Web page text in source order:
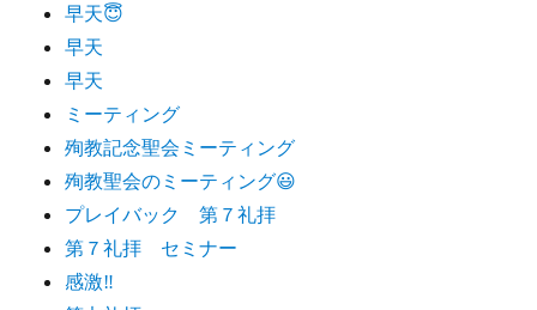
早天😇
早天
早天
ミーティング
殉教記念聖会ミーティング
殉教聖会のミーティング😃
プレイバック 第７礼拝
第７礼拝 セミナー
感激‼️